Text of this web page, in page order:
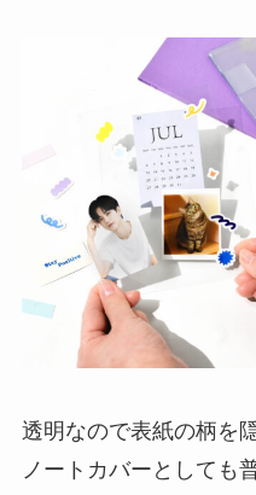
透明なので表紙の柄を
ノートカバーとしても